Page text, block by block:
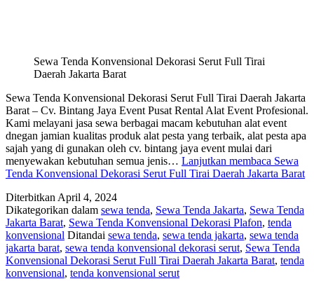
Sewa Tenda Konvensional Dekorasi Serut Full Tirai
Daerah Jakarta Barat
Sewa Tenda Konvensional Dekorasi Serut Full Tirai Daerah Jakarta
Barat – Cv. Bintang Jaya Event Pusat Rental Alat Event Profesional.
Kami melayani jasa sewa berbagai macam kebutuhan alat event
dnegan jamian kualitas produk alat pesta yang terbaik, alat pesta apa
sajah yang di gunakan oleh cv. bintang jaya event mulai dari
menyewakan kebutuhan semua jenis… Lanjutkan membaca Sewa
Tenda Konvensional Dekorasi Serut Full Tirai Daerah Jakarta Barat
Diterbitkan April 4, 2024
Dikategorikan dalam sewa tenda, Sewa Tenda Jakarta, Sewa Tenda
Jakarta Barat, Sewa Tenda Konvensional Dekorasi Plafon, tenda
konvensional Ditandai sewa tenda, sewa tenda jakarta, sewa tenda
jakarta barat, sewa tenda konvensional dekorasi serut, Sewa Tenda
Konvensional Dekorasi Serut Full Tirai Daerah Jakarta Barat, tenda
konvensional, tenda konvensional serut